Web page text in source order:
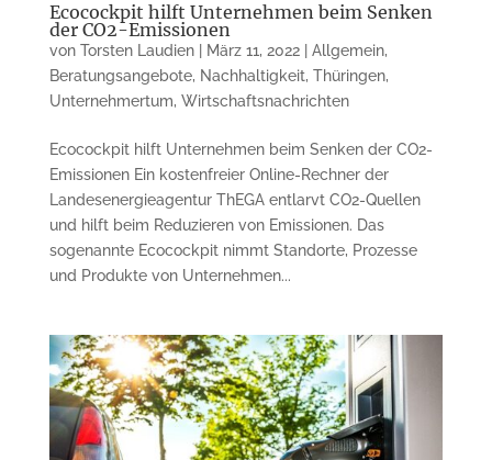
Ecocockpit hilft Unternehmen beim Senken
der CO2-Emissionen
von Torsten Laudien| März 11, 2022| Allgemein,
Beratungsangebote, Nachhaltigkeit, Thüringen,
Unternehmertum, Wirtschaftsnachrichten
Ecocockpit hilft Unternehmen beim Senken der CO2-
Emissionen Ein kostenfreier Online-Rechner der
Landesenergieagentur ThEGA entlarvt CO2-Quellen
und hilft beim Reduzieren von Emissionen. Das
sogenannte Ecocockpit nimmt Standorte, Prozesse
und Produkte von Unternehmen...